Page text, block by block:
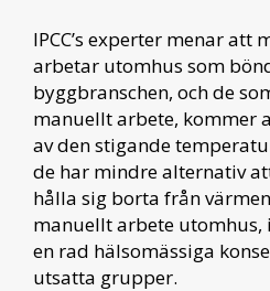
IPCC’s experter menar att
arbetar utomhus som
byggbranschen, och de
manuellt arbete, kommer
av den stigande
de har mindre alternativ
hålla sig borta från
manuellt arbete utomhus,
en rad hälsomässiga
utsatta grupper.